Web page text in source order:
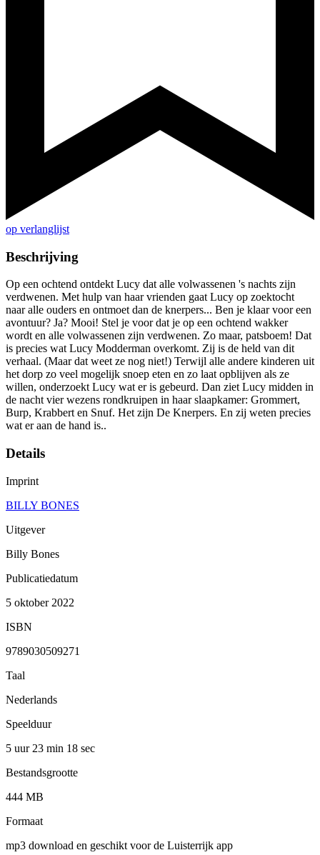
op verlanglijst
Beschrijving
Op een ochtend ontdekt Lucy dat alle volwassenen 's nachts zijn
verdwenen. Met hulp van haar vrienden gaat Lucy op zoektocht
naar alle ouders en ontmoet dan de knerpers... Ben je klaar voor een
avontuur? Ja? Mooi! Stel je voor dat je op een ochtend wakker
wordt en alle volwassenen zijn verdwenen. Zo maar, patsboem! Dat
is precies wat Lucy Modderman overkomt. Zij is de held van dit
verhaal. (Maar dat weet ze nog niet!) Terwijl alle andere kinderen uit
het dorp zo veel mogelijk snoep eten en zo laat opblijven als ze
willen, onderzoekt Lucy wat er is gebeurd. Dan ziet Lucy midden in
de nacht vier wezens rondkruipen in haar slaapkamer: Grommert,
Burp, Krabbert en Snuf. Het zijn De Knerpers. En zij weten precies
wat er aan de hand is..
Details
Imprint
BILLY BONES
Uitgever
Billy Bones
Publicatiedatum
5 oktober 2022
ISBN
9789030509271
Taal
Nederlands
Speelduur
5 uur 23 min 18 sec
Bestandsgrootte
444 MB
Formaat
mp3 download en geschikt voor de Luisterrijk app